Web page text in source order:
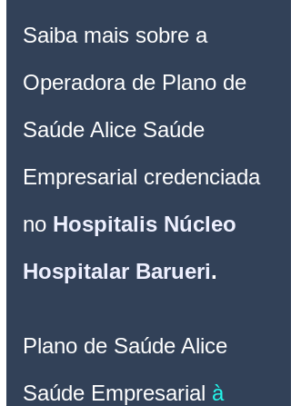
Saiba mais sobre a
Operadora de Plano de
Saúde Alice Saúde
Empresarial credenciada
no Hospitalis Núcleo
Hospitalar Barueri.
Plano de Saúde Alice
Saúde Empresarial à